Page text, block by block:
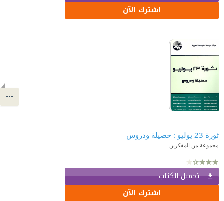
اشترك الآن
ثورة 23 يوليو : حصيلة ودروس
مجموعة من المفكرين
تحميل الكتاب
اشترك الآن